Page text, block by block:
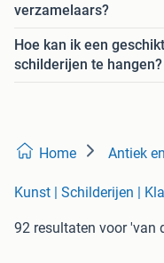
verzamelaars?
Hoe kan ik een
schilderijen te hangen?
Home Antiek
Kunst | Schilderijen |
92 resultaten voor 'van